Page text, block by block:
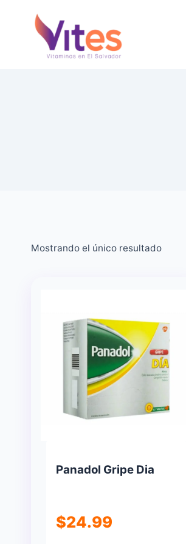
Contenido
Mostrando el único resultado
Panadol Gripe Dia
$24.99